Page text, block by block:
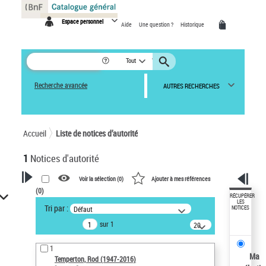
Espace personnel Aide Une question ? Historique
Tout
Recherche avancée AUTRES RECHERCHES
Accueil Liste de notices d’autorité
1 Notices d'autorité
VOTRE RECHERCHE
Recherche avancée dans les
notices d’autorité
Œuvres liées à l'auteur :
Temperton, Rod (1947-2016)
Voir la sélection (0) Ajouter à mes références
(0)
Tri par : Défaut
sur 1
20
résultats/page
1
Temperton, Rod (1947-2016)
RÉCUPÉRER
LES
NOTICES
Ma
Panneau de gestion des cookies